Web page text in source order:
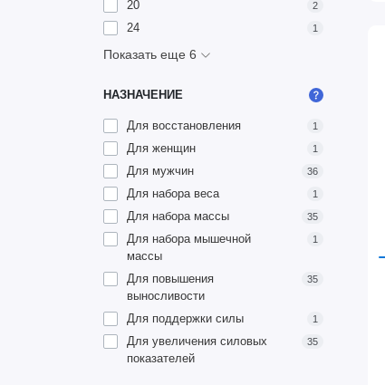
20 2
24 1
Показать еще 6
НАЗНАЧЕНИЕ
Для восстановления 1
Для женщин 1
Для мужчин 36
Для набора веса 1
Для набора массы 35
Для набора мышечной
массы
1
Для повышения
выносливости
35
Для поддержки силы 1
Для увеличения силовых
показателей
35